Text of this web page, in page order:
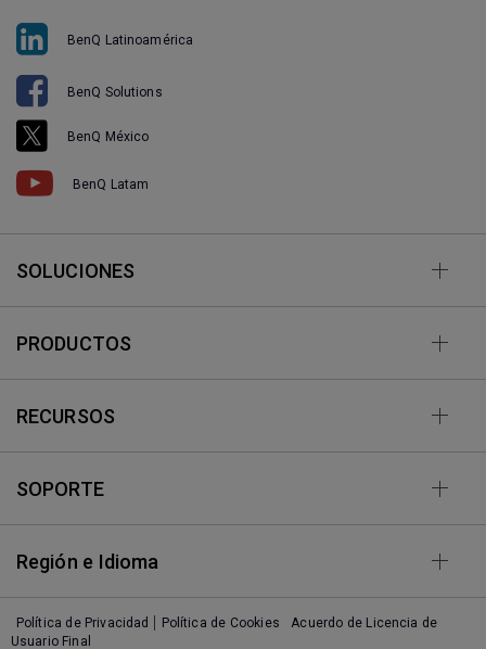
BenQ Latinoamérica
BenQ Solutions
BenQ México
BenQ Latam
SOLUCIONES
PRODUCTOS
RECURSOS
SOPORTE
Región e Idioma
Política de Privacidad Política de Cookies
Acuerdo de Licencia de
Usuario Final